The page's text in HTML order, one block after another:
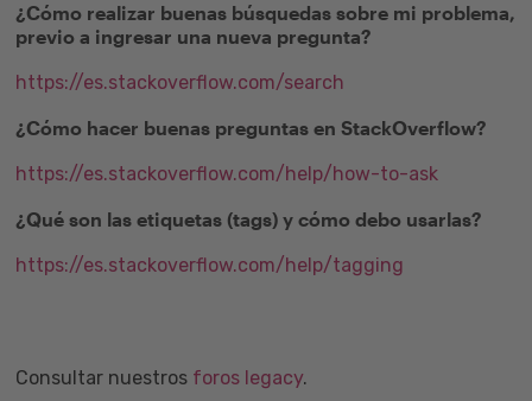
¿Cómo realizar buenas búsquedas sobre mi problema,
previo a ingresar una nueva pregunta?
https://es.stackoverflow.com/search
¿Cómo hacer buenas preguntas en StackOverflow?
https://es.stackoverflow.com/help/how-to-ask
¿Qué son las etiquetas (tags) y cómo debo usarlas?
https://es.stackoverflow.com/help/tagging
Consultar nuestros foros legacy.